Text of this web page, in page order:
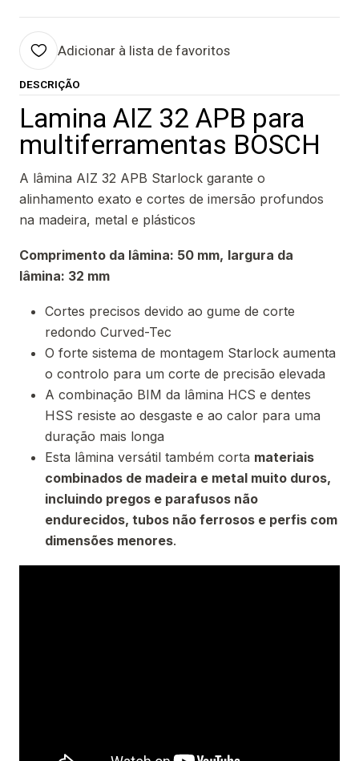
Adicionar à lista de favoritos
DESCRIÇÃO
Lamina AIZ 32 APB para
multiferramentas BOSCH
A lâmina AIZ 32 APB Starlock garante o
alinhamento exato e cortes de imersão profundos
na madeira, metal e plásticos
Comprimento da lâmina: 50 mm, largura da
lâmina: 32 mm
Cortes precisos devido ao gume de corte
redondo Curved-Tec
O forte sistema de montagem Starlock aumenta
o controlo para um corte de precisão elevada
A combinação BIM da lâmina HCS e dentes
HSS resiste ao desgaste e ao calor para uma
duração mais longa
Esta lâmina versátil também corta materiais
combinados de madeira e metal muito duros,
incluindo pregos e parafusos não
endurecidos, tubos não ferrosos e perfis com
dimensões menores.